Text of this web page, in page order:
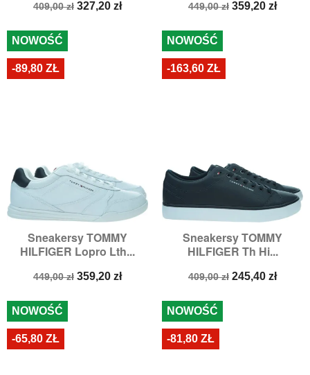
Cena
409,00 zł Cena
327,20 zł
Cena
449,00 zł Cena
359,20 zł
Sneakersy TOMMY
HILFIGER Lopro Lth...
Cena
449,00 zł Cena
359,20 zł
NOWOŚĆ
-89,80 ZŁ
Sneakersy TOMMY
HILFIGER Th Hi...
Cena
409,00 zł Cena
245,40 zł
NOWOŚĆ
-163,60 ZŁ
NOWOŚĆ
-65,80 ZŁ
NOWOŚĆ
-81,80 ZŁ